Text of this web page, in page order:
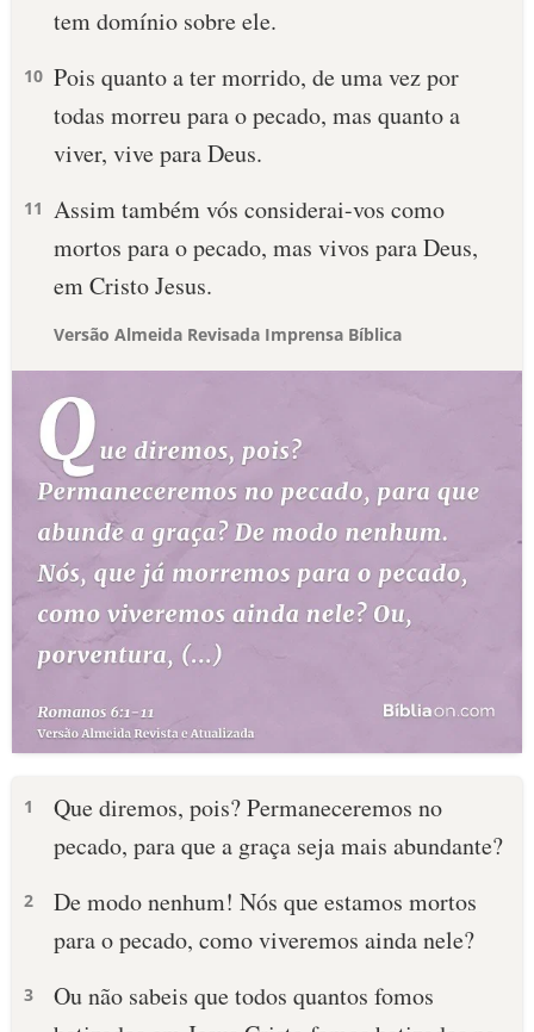
tem domínio sobre ele.
10 Pois quanto a ter morrido, de uma vez por
todas morreu para o pecado, mas quanto a
viver, vive para Deus.
11 Assim também vós considerai-vos como
mortos para o pecado, mas vivos para Deus,
em Cristo Jesus.
Versão Almeida Revisada Imprensa Bíblica
1
Que diremos, pois? Permaneceremos no
pecado, para que a graça seja mais abundante?
2
De modo nenhum! Nós que estamos mortos
para o pecado, como viveremos ainda nele?
3
Ou não sabeis que todos quantos fomos